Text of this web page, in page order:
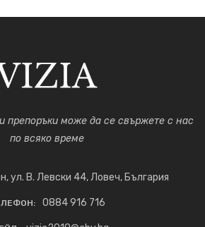
препоръки може да се свържете с нас
по всяко време
ул. В. Левски 44, Ловеч, България
0884 916 716